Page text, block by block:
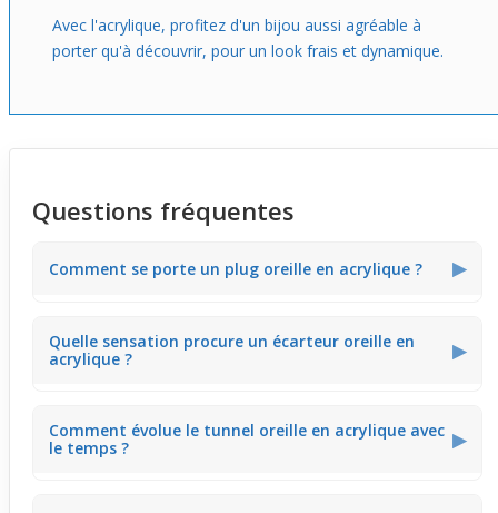
Avec l'acrylique, profitez d'un bijou aussi agréable à
porter qu'à découvrir, pour un look frais et dynamique.
Questions fréquentes
Comment se porte un plug oreille en acrylique ? ▶
place dans le lobe. Sa taille modérée offre un port
confortable et un rendu visuel discret malgré ses
Quelle sensation procure un écarteur oreille en
acrylique ?
▶
limitant les irritations pour un port prolongé dans le
temps, tout en conservant un aspect lisse et
Comment évolue le tunnel oreille en acrylique avec
le temps ?
▶